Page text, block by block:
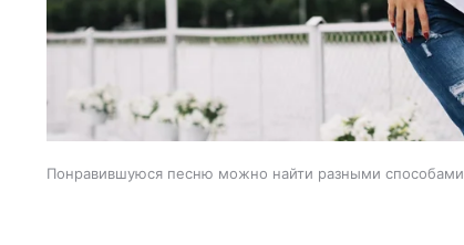
Понравившуюся песню можно найти разными способами